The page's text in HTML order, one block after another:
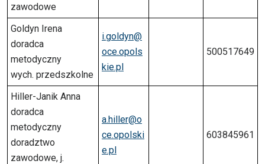
zawodowe
Goldyn Irena
doradca
metodyczny
wych. przedszkolne
i.goldyn@
oce.opols
kie.pl
500517649
Hiller-Janik Anna
doradca
metodyczny
doradztwo
zawodowe, j.
a.hiller@o
ce.opolski
e.pl
603845961